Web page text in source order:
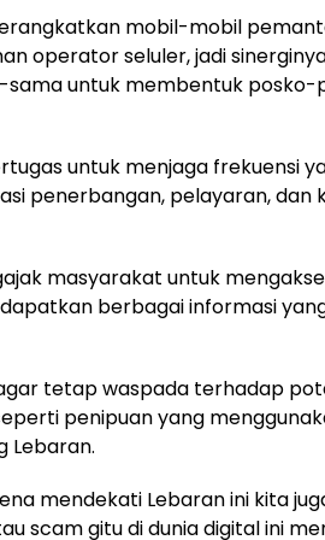
mobil-mobil
operator seluler, jadi
untuk membentuk posko-
untuk menjaga frekuensi
penerbangan, pelayaran, dan
masyarakat untuk
berbagai informasi
tetap waspada terhadap
penipuan yang
Lebaran.
mendekati Lebaran ini kita
scam gitu di dunia digital ini